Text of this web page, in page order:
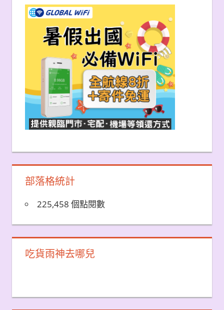
部落格統計
225,458 個點閱數
吃貨雨神去哪兒